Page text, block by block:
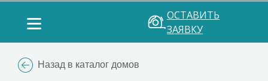
ОСТАВИТЬ
ЗАЯВКУ
Назад в каталог домов